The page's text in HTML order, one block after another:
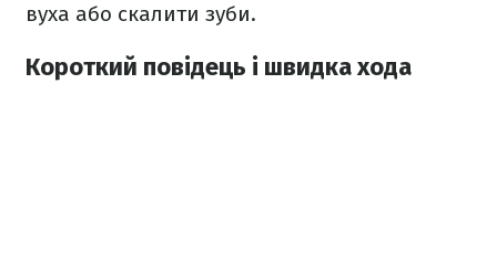
вуха або скалити зуби.
Короткий повідець і швидка хода